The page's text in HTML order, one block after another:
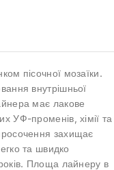
пісочної мозаїки.
внутрішньої
має лакове
УФ-променів, хімії та
захищає
та швидко
Площа лайнеру в